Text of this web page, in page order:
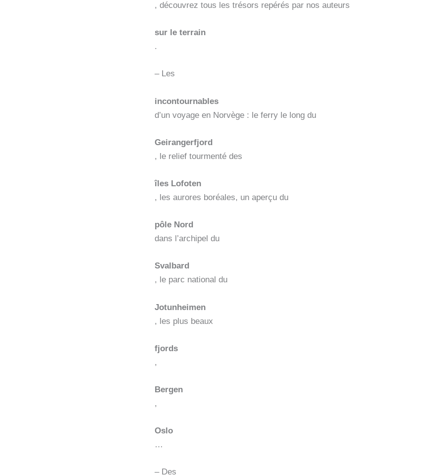
, découvrez tous les trésors repérés par nos auteurs
sur le terrain
.
– Les
incontournables
d’un voyage en Norvège : le ferry le long du
Geirangerfjord
, le relief tourmenté des
îles Lofoten
, les aurores boréales, un aperçu du
pôle Nord
dans l’archipel du
Svalbard
, le parc national du
Jotunheimen
, les plus beaux
fjords
,
Bergen
,
Oslo
…
– Des